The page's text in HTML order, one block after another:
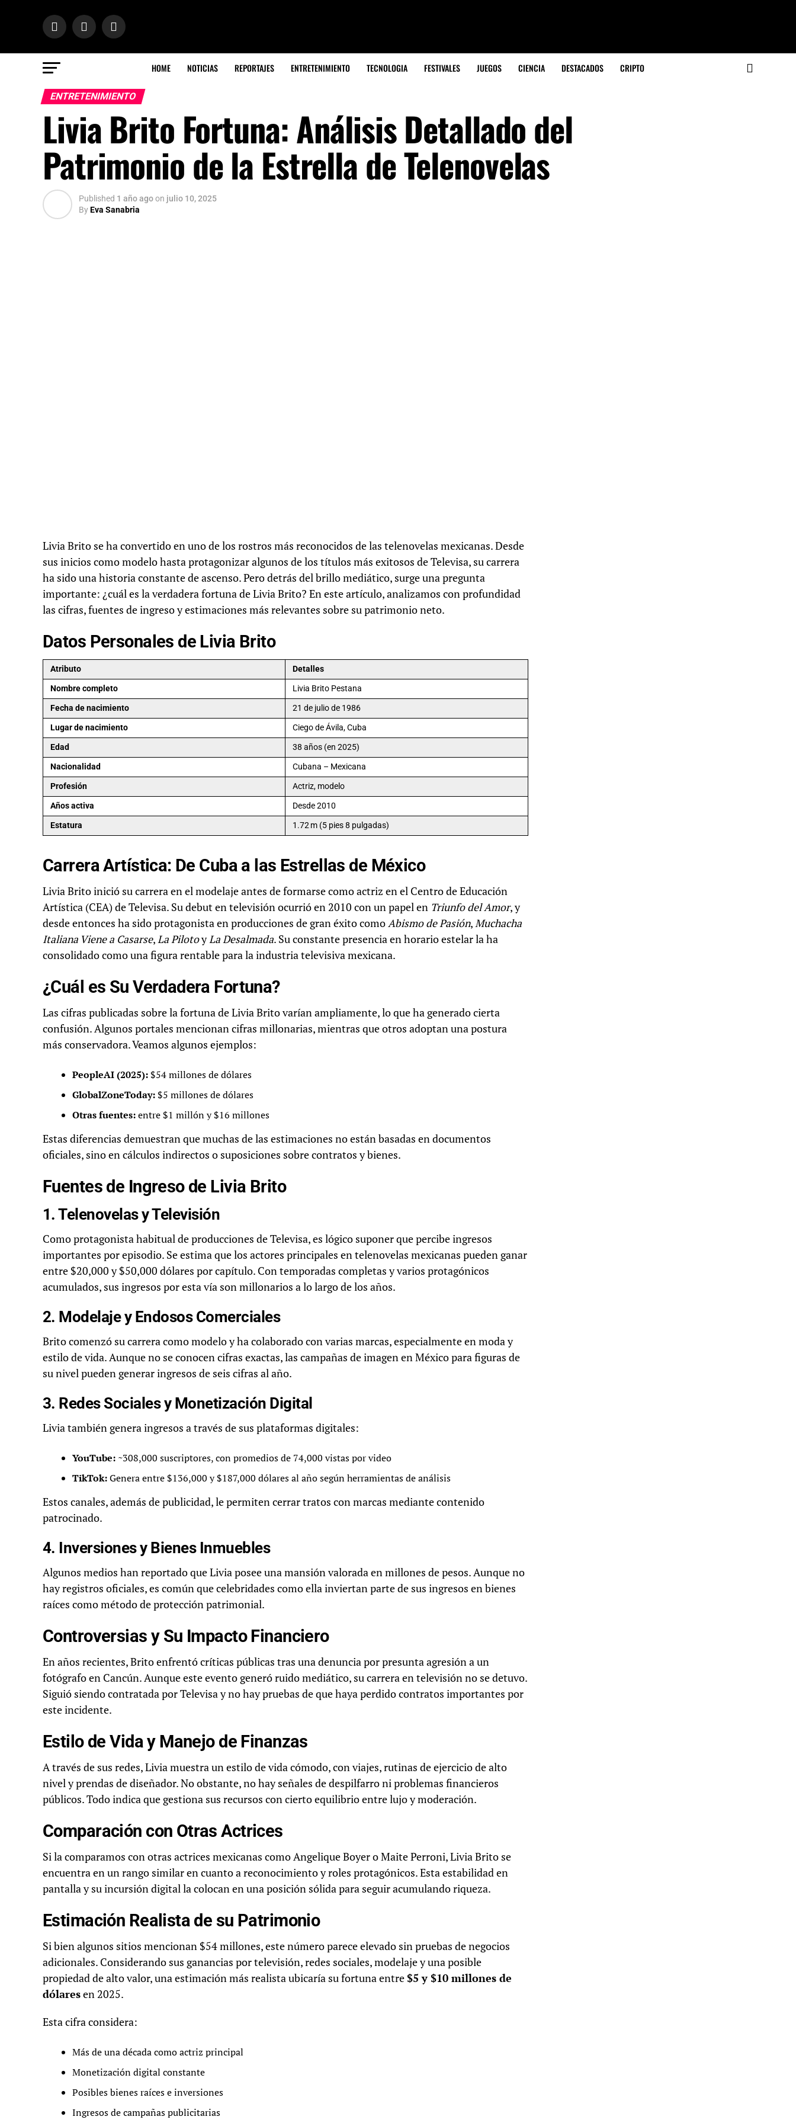
HOME NOTICIAS REPORTAJES ENTRETENIMIENTO TECNOLOGIA FESTIVALES JUEGOS CIENCIA DESTACADOS CRIPTO
ENTRETENIMIENTO
Livia Brito Fortuna: Análisis Detallado del
Patrimonio de la Estrella de Telenovelas
Published 1 año agoon julio 10, 2025
ByEva Sanabria
Livia Brito se ha convertido en uno de los rostros más reconocidos de las telenovelas mexicanas. Desde
sus inicios como modelo hasta protagonizar algunos de los títulos más exitosos de Televisa, su carrera
ha sido una historia constante de ascenso. Pero detrás del brillo mediático, surge una pregunta
importante: ¿cuál es la verdadera fortuna de Livia Brito? En este artículo, analizamos con profundidad
las cifras, fuentes de ingreso y estimaciones más relevantes sobre su patrimonio neto.
Datos Personales de Livia Brito
Atributo
Detalles
Nombre completo
Livia Brito Pestana
Fecha de nacimiento
21 de julio de 1986
Lugar de nacimiento
Ciego de Ávila, Cuba
Edad
38 años (en 2025)
Nacionalidad
Cubana – Mexicana
Profesión
Actriz, modelo
Años activa
Desde 2010
Estatura
1.72 m (5 pies 8 pulgadas)
Carrera Artística: De Cuba a las Estrellas de México
Livia Brito inició su carrera en el modelaje antes de formarse como actriz en el Centro de Educación
Artística (CEA) de Televisa. Su debut en televisión ocurrió en 2010 con un papel en Triunfo del Amor, y
desde entonces ha sido protagonista en producciones de gran éxito comoAbismo de Pasión,Muchacha
Italiana Viene a Casarse,La PilotoyLa Desalmada. Su constante presencia en horario estelar la ha
consolidado como una figura rentable para la industria televisiva mexicana.
¿Cuál es Su Verdadera Fortuna?
Las cifras publicadas sobre la fortuna de Livia Brito varían ampliamente, lo que ha generado cierta
confusión. Algunos portales mencionan cifras millonarias, mientras que otros adoptan una postura
más conservadora. Veamos algunos ejemplos:
PeopleAI (2025):$54 millones de dólares
GlobalZoneToday:$5 millones de dólares
Otras fuentes:entre $1 millón y $16 millones
Estas diferencias demuestran que muchas de las estimaciones no están basadas en documentos
oficiales, sino en cálculos indirectos o suposiciones sobre contratos y bienes.
Fuentes de Ingreso de Livia Brito
1. Telenovelas y Televisión
Como protagonista habitual de producciones de Televisa, es lógico suponer que percibe ingresos
importantes por episodio. Se estima que los actores principales en telenovelas mexicanas pueden ganar
entre $20,000 y $50,000 dólares por capítulo. Con temporadas completas y varios protagónicos
acumulados, sus ingresos por esta vía son millonarios a lo largo de los años.
2. Modelaje y Endosos Comerciales
Brito comenzó su carrera como modelo y ha colaborado con varias marcas, especialmente en moda y
estilo de vida. Aunque no se conocen cifras exactas, las campañas de imagen en México para figuras de
su nivel pueden generar ingresos de seis cifras al año.
3. Redes Sociales y Monetización Digital
Livia también genera ingresos a través de sus plataformas digitales:
YouTube: ~308,000 suscriptores, con promedios de 74,000 vistas por video
TikTok:Genera entre $136,000 y $187,000 dólares al año según herramientas de análisis
Estos canales, además de publicidad, le permiten cerrar tratos con marcas mediante contenido
patrocinado.
4. Inversiones y Bienes Inmuebles
Algunos medios han reportado que Livia posee una mansión valorada en millones de pesos. Aunque no
hay registros oficiales, es común que celebridades como ella inviertan parte de sus ingresos en bienes
raíces como método de protección patrimonial.
Controversias y Su Impacto Financiero
En años recientes, Brito enfrentó críticas públicas tras una denuncia por presunta agresión a un
fotógrafo en Cancún. Aunque este evento generó ruido mediático, su carrera en televisión no se detuvo.
Siguió siendo contratada por Televisa y no hay pruebas de que haya perdido contratos importantes por
este incidente.
Estilo de Vida y Manejo de Finanzas
A través de sus redes, Livia muestra un estilo de vida cómodo, con viajes, rutinas de ejercicio de alto
nivel y prendas de diseñador. No obstante, no hay señales de despilfarro ni problemas financieros
públicos. Todo indica que gestiona sus recursos con cierto equilibrio entre lujo y moderación.
Comparación con Otras Actrices
Si la comparamos con otras actrices mexicanas como Angelique Boyer o Maite Perroni, Livia Brito se
encuentra en un rango similar en cuanto a reconocimiento y roles protagónicos. Esta estabilidad en
pantalla y su incursión digital la colocan en una posición sólida para seguir acumulando riqueza.
Estimación Realista de su Patrimonio
Si bien algunos sitios mencionan $54 millones, este número parece elevado sin pruebas de negocios
adicionales. Considerando sus ganancias por televisión, redes sociales, modelaje y una posible
propiedad de alto valor, una estimación más realista ubicaría su fortuna entre $5 y $10 millones de
dólaresen 2025.
Esta cifra considera:
Más de una década como actriz principal
Monetización digital constante
Posibles bienes raíces e inversiones
Ingresos de campañas publicitarias